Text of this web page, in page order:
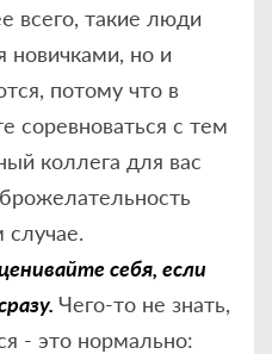
всего, такие люди
новичками, но и
потому что в
соревноваться с тем
коллега для вас
себя, если
Чего-то не знать,
- это нормально: